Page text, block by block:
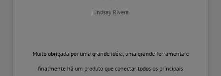
Lindsay Rivera
Muito obrigada por uma grande idéia, uma grande ferramenta e
finalmente há um produto que conectar todos os principais